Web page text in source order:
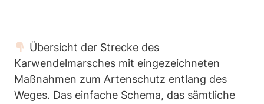
Übersicht der Strecke des
Karwendelmarsches mit eingezeichneten
Maßnahmen zum Artenschutz entlang des
Weges. Das einfache Schema, das sämtliche